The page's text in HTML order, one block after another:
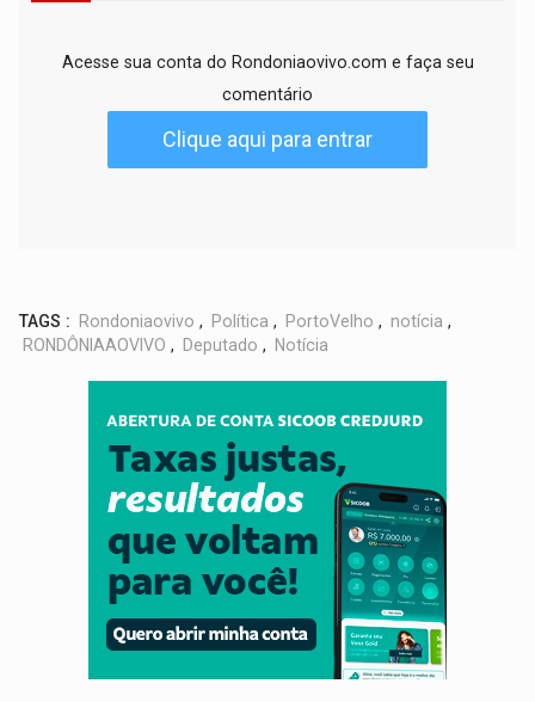
Acesse sua conta do Rondoniaovivo.com e faça seu
comentário
Clique aqui para entrar
TAGS : Rondoniaovivo , Política , PortoVelho , notícia ,
RONDÔNIAAOVIVO , Deputado , Notícia